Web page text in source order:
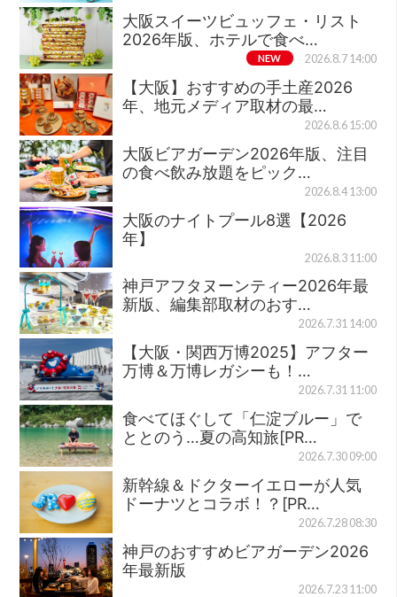
大阪スイーツビュッフェ・リスト
2026年版、ホテルで食べ…
NEW 2026.8.7 14:00
【大阪】おすすめの手土産2026
年、地元メディア取材の最…
2026.8.6 15:00
大阪ビアガーデン2026年版、注目
の食べ飲み放題をピック…
2026.8.4 13:00
大阪のナイトプール8選【2026
年】
2026.8.3 11:00
神戸アフタヌーンティー2026年最
新版、編集部取材のおす…
2026.7.31 14:00
【大阪・関西万博2025】アフター
万博＆万博レガシーも！…
2026.7.31 11:00
食べてほぐして「仁淀ブルー」で
ととのう…夏の高知旅[PR…
2026.7.30 09:00
新幹線＆ドクターイエローが人気
ドーナツとコラボ！？[PR…
2026.7.28 08:30
神戸のおすすめビアガーデン2026
年最新版
2026.7.23 11:00